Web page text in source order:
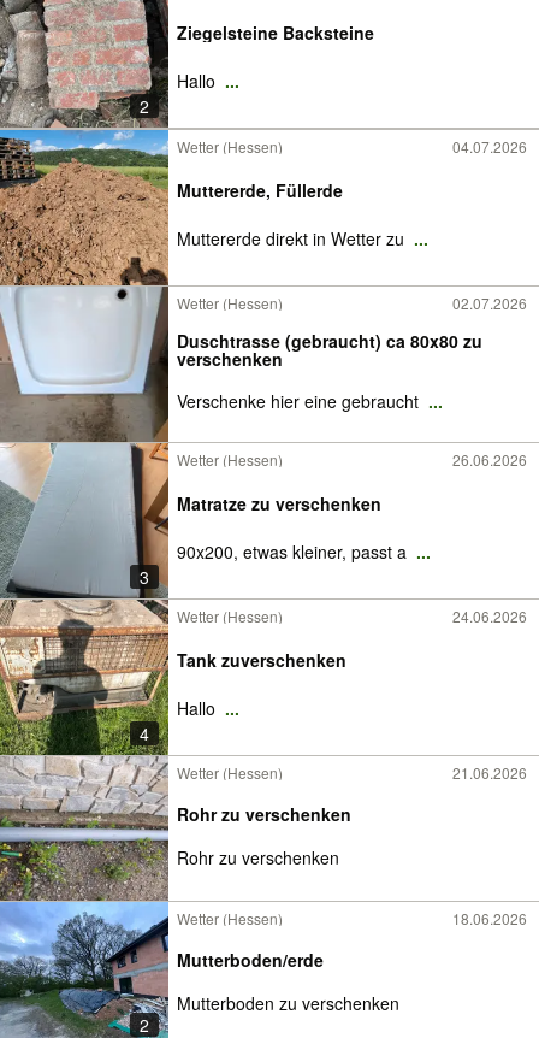
2
Ziegelsteine Backsteine
Hallo ...
Wetter (Hessen) 04.07.2026
Muttererde, Füllerde
Muttererde direkt in Wetter zu ...
Wetter (Hessen) 02.07.2026
Duschtrasse (gebraucht) ca 80x80 zu
verschenken
Verschenke hier eine gebraucht ...
3
Wetter (Hessen) 26.06.2026
Matratze zu verschenken
90x200, etwas kleiner, passt a ...
4
Wetter (Hessen) 24.06.2026
Tank zuverschenken
Hallo ...
Wetter (Hessen) 21.06.2026
Rohr zu verschenken
Rohr zu verschenken
2
Wetter (Hessen) 18.06.2026
Mutterboden/erde
Mutterboden zu verschenken